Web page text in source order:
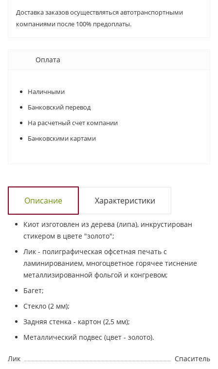
Доставка заказов осуществляться автотранспортными
компаниями после 100% предоплаты.
Оплата
Наличными
Банковский перевод
На расчетный счет компании
Банковскими картами
Описание Характеристики
Киот изготовлен из дерева (липа), инкрустирован
стикером в цвете "золото";
Лик - полиграфическая офсетная печать с
ламинированием, многоцветное горячее тиснение
металлизированной фольгой и конгревом;
Багет;
Стекло (2 мм);
Задняя стенка - картон (2,5 мм);
Металлический подвес (цвет - золото).
Лик
Спаситель